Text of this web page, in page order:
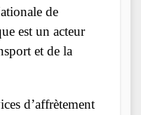
de
est un acteur
et de la
d’affrètement